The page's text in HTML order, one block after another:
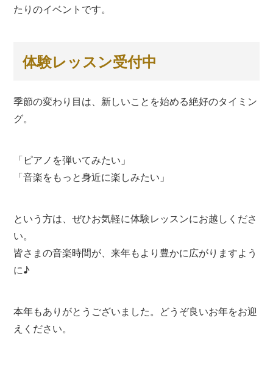
たりのイベントです。
体験レッスン受付中
季節の変わり目は、新しいことを始める絶好のタイミン
グ。
「ピアノを弾いてみたい」
「音楽をもっと身近に楽しみたい」
という方は、ぜひお気軽に体験レッスンにお越しくださ
い。
皆さまの音楽時間が、来年もより豊かに広がりますよう
に♪
本年もありがとうございました。どうぞ良いお年をお迎
えください。